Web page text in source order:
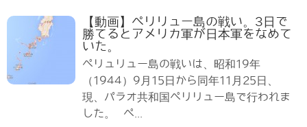
【動画】ペリリュー島の戦い。3日で
勝てるとアメリカ軍が日本軍をなめて
いた。
ペリュリュー島の戦いは、昭和19年
（1944）9月15日から同年11月25日、
現、パラオ共和国ペリリュー島で行われま
した。 ペ...